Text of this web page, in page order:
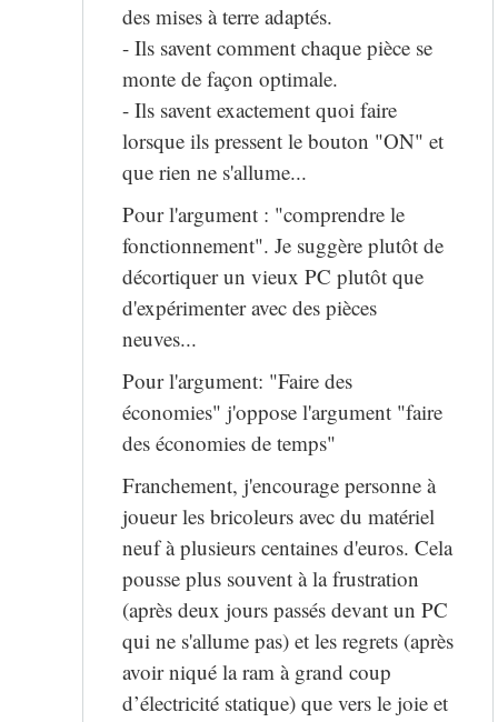
des mises à terre adaptés.
- Ils savent comment chaque pièce se
monte de façon optimale.
- Ils savent exactement quoi faire
lorsque ils pressent le bouton "ON" et
que rien ne s'allume...
Pour l'argument : "comprendre le
fonctionnement". Je suggère plutôt de
décortiquer un vieux PC plutôt que
d'expérimenter avec des pièces
neuves...
Pour l'argument: "Faire des
économies" j'oppose l'argument "faire
des économies de temps"
Franchement, j'encourage personne à
joueur les bricoleurs avec du matériel
neuf à plusieurs centaines d'euros. Cela
pousse plus souvent à la frustration
(après deux jours passés devant un PC
qui ne s'allume pas) et les regrets (après
avoir niqué la ram à grand coup
d’électricité statique) que vers le joie et